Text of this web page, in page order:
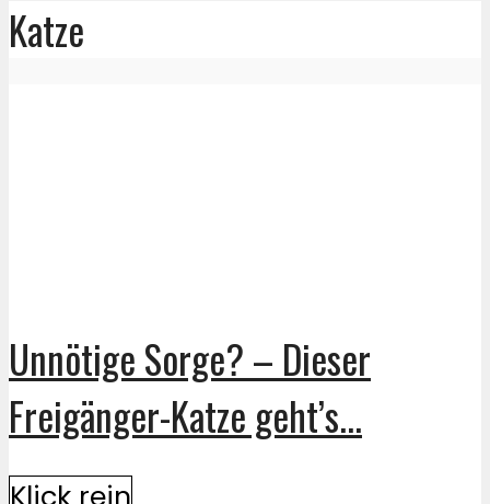
Katze
Unnötige Sorge? – Dieser
Freigänger-Katze geht’s...